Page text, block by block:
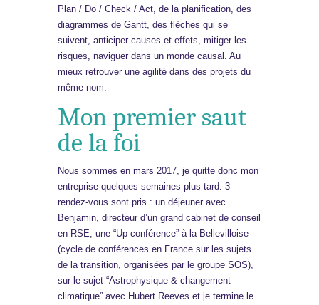
Plan / Do / Check / Act, de la planification, des
diagrammes de Gantt, des flèches qui se
suivent, anticiper causes et effets, mitiger les
risques, naviguer dans un monde causal. Au
mieux retrouver une agilité dans des projets du
même nom.
Mon premier saut
de la foi
Nous sommes en mars 2017, je quitte donc mon
entreprise quelques semaines plus tard. 3
rendez-vous sont pris : un déjeuner avec
Benjamin, directeur d’un grand cabinet de conseil
en RSE, une “Up conférence” à la Bellevilloise
(cycle de conférences en France sur les sujets
de la transition, organisées par le groupe SOS),
sur le sujet “Astrophysique & changement
climatique” avec Hubert Reeves et je termine le